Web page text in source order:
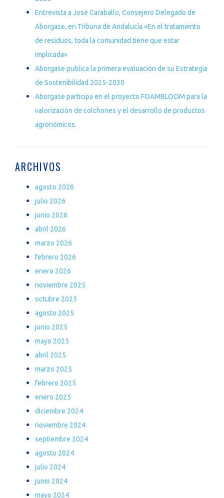
Entrevista a José Caraballo, Consejero Delegado de
Aborgase, en Tribuna de Andalucía «En el tratamiento
de residuos, toda la comunidad tiene que estar
implicada»
Aborgase publica la primera evaluación de su Estrategia
de Sostenibilidad 2025-2030
Aborgase participa en el proyecto FOAMBLOOM para la
valorización de colchones y el desarrollo de productos
agronómicos.
ARCHIVOS
agosto 2026
julio 2026
junio 2026
abril 2026
marzo 2026
febrero 2026
enero 2026
noviembre 2025
octubre 2025
agosto 2025
junio 2025
mayo 2025
abril 2025
marzo 2025
febrero 2025
enero 2025
diciembre 2024
noviembre 2024
septiembre 2024
agosto 2024
julio 2024
junio 2024
mayo 2024